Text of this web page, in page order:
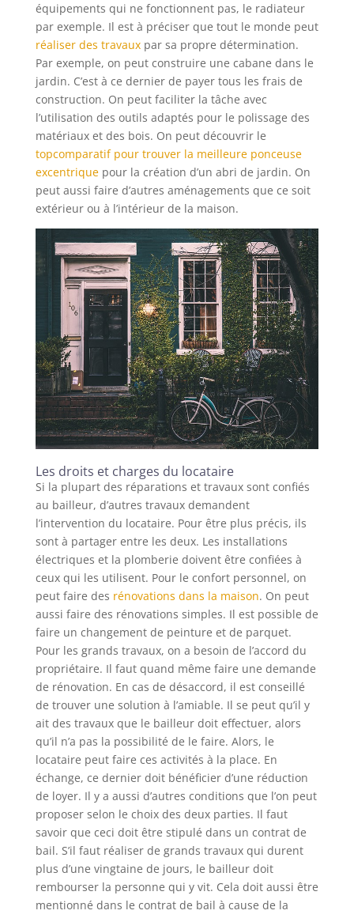
équipements qui ne fonctionnent pas, le radiateur
par exemple. Il est à préciser que tout le monde peut
réaliser des travauxpar sa propre détermination.
Par exemple, on peut construire une cabane dans le
jardin. C’est à ce dernier de payer tous les frais de
construction. On peut faciliter la tâche avec
l’utilisation des outils adaptés pour le polissage des
matériaux et des bois. On peut découvrir le
topcomparatif pour trouver la meilleure ponceuse
excentriquepour la création d’un abri de jardin. On
peut aussi faire d’autres aménagements que ce soit
extérieur ou à l’intérieur de la maison.
Les droits et charges du locataire
Si la plupart des réparations et travaux sont confiés
au bailleur, d’autres travaux demandent
l’intervention du locataire. Pour être plus précis, ils
sont à partager entre les deux. Les installations
électriques et la plomberie doivent être confiées à
ceux qui les utilisent. Pour le confort personnel, on
peut faire des rénovations dans la maison. On peut
aussi faire des rénovations simples. Il est possible de
faire un changement de peinture et de parquet.
Pour les grands travaux, on a besoin de l’accord du
propriétaire. Il faut quand même faire une demande
de rénovation. En cas de désaccord, il est conseillé
de trouver une solution à l’amiable. Il se peut qu’il y
ait des travaux que le bailleur doit effectuer, alors
qu’il n’a pas la possibilité de le faire. Alors, le
locataire peut faire ces activités à la place. En
échange, ce dernier doit bénéficier d’une réduction
de loyer. Il y a aussi d’autres conditions que l’on peut
proposer selon le choix des deux parties. Il faut
savoir que ceci doit être stipulé dans un contrat de
bail. S’il faut réaliser de grands travaux qui durent
plus d’une vingtaine de jours, le bailleur doit
rembourser la personne qui y vit. Cela doit aussi être
mentionné dans le contrat de bail à cause de la